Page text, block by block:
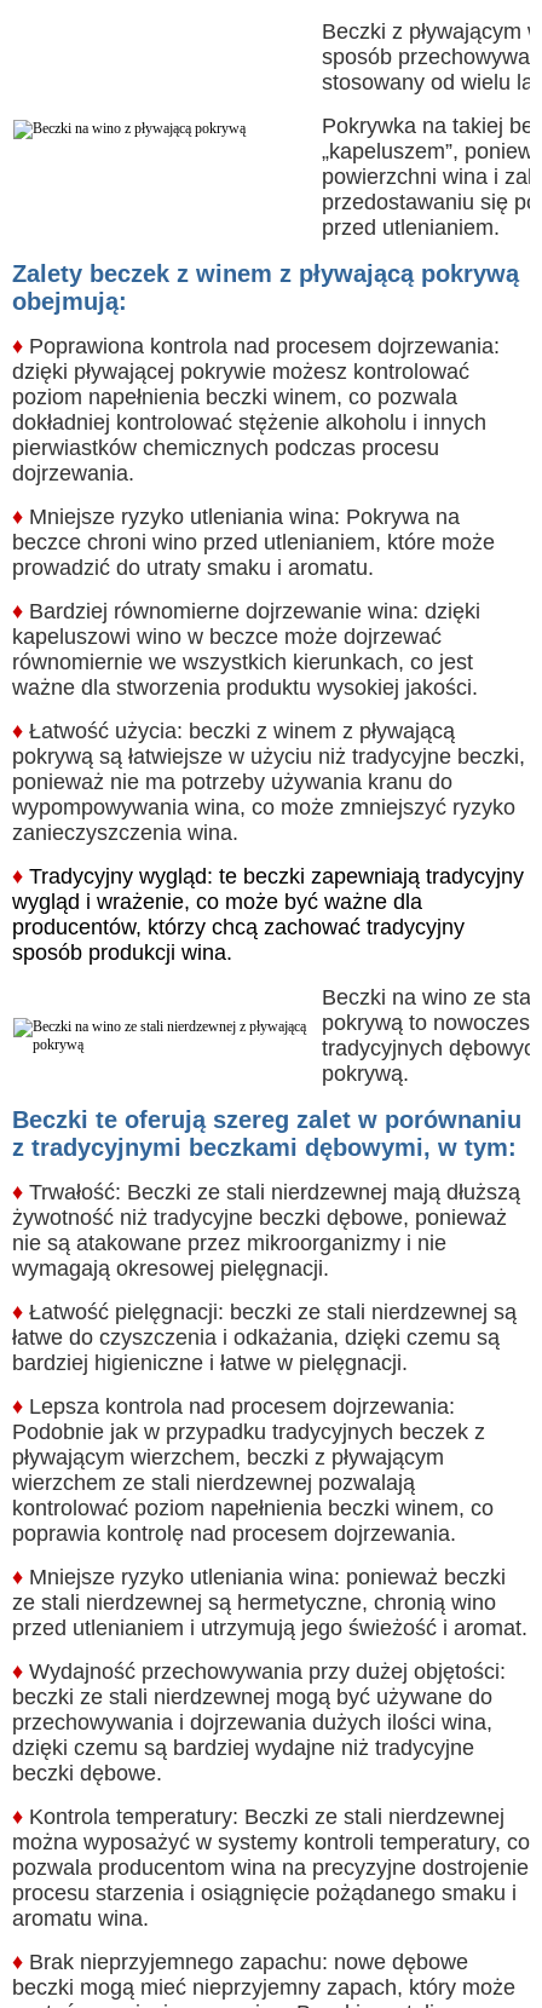
Beczki z pływającym
sposób
stosowany od wielu
Pokrywka na takiej
„kapeluszem”,
powierzchni wina i
przedostawaniu się
przed utlenianiem.
Zalety beczek z winem z pływającą pokrywą
obejmują:
♦ Poprawiona kontrola nad procesem dojrzewania:
dzięki pływającej pokrywie możesz kontrolować
poziom napełnienia beczki winem, co pozwala
dokładniej kontrolować stężenie alkoholu i innych
pierwiastków chemicznych podczas procesu
dojrzewania.
♦ Mniejsze ryzyko utleniania wina: Pokrywa na
beczce chroni wino przed utlenianiem, które może
prowadzić do utraty smaku i aromatu.
♦ Bardziej równomierne dojrzewanie wina: dzięki
kapeluszowi wino w beczce może dojrzewać
równomiernie we wszystkich kierunkach, co jest
ważne dla stworzenia produktu wysokiej jakości.
♦ Łatwość użycia: beczki z winem z pływającą
pokrywą są łatwiejsze w użyciu niż tradycyjne beczki,
ponieważ nie ma potrzeby używania kranu do
wypompowywania wina, co może zmniejszyć ryzyko
zanieczyszczenia wina.
♦ Tradycyjny wygląd: te beczki zapewniają tradycyjny
wygląd i wrażenie, co może być ważne dla
producentów, którzy chcą zachować tradycyjny
sposób produkcji wina.
Beczki na wino ze
pokrywą to
tradycyjnych
pokrywą.
Beczki te oferują szereg zalet w porównaniu
z tradycyjnymi beczkami dębowymi, w tym:
♦ Trwałość: Beczki ze stali nierdzewnej mają dłuższą
żywotność niż tradycyjne beczki dębowe, ponieważ
nie są atakowane przez mikroorganizmy i nie
wymagają okresowej pielęgnacji.
♦ Łatwość pielęgnacji: beczki ze stali nierdzewnej są
łatwe do czyszczenia i odkażania, dzięki czemu są
bardziej higieniczne i łatwe w pielęgnacji.
♦ Lepsza kontrola nad procesem dojrzewania:
Podobnie jak w przypadku tradycyjnych beczek z
pływającym wierzchem, beczki z pływającym
wierzchem ze stali nierdzewnej pozwalają
kontrolować poziom napełnienia beczki winem, co
poprawia kontrolę nad procesem dojrzewania.
♦ Mniejsze ryzyko utleniania wina: ponieważ beczki
ze stali nierdzewnej są hermetyczne, chronią wino
przed utlenianiem i utrzymują jego świeżość i aromat.
♦ Wydajność przechowywania przy dużej objętości:
beczki ze stali nierdzewnej mogą być używane do
przechowywania i dojrzewania dużych ilości wina,
dzięki czemu są bardziej wydajne niż tradycyjne
beczki dębowe.
♦ Kontrola temperatury: Beczki ze stali nierdzewnej
można wyposażyć w systemy kontroli temperatury, co
pozwala producentom wina na precyzyjne dostrojenie
procesu starzenia i osiągnięcie pożądanego smaku i
aromatu wina.
♦ Brak nieprzyjemnego zapachu: nowe dębowe
beczki mogą mieć nieprzyjemny zapach, który może